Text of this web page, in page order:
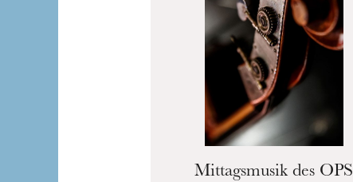
Mittagsmusik des OPS